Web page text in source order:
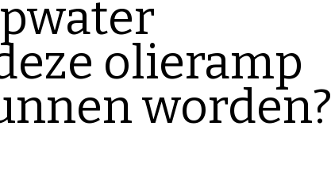
olieramp
worden?